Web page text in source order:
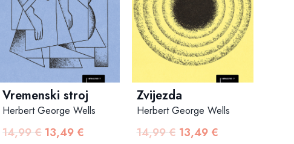
Vremenski stroj
Herbert George Wells
14,99€ Izvorna
13,49 €
Zvijezda
Herbert George Wells
14,99€ Izvorna
13,49 €Trenutna